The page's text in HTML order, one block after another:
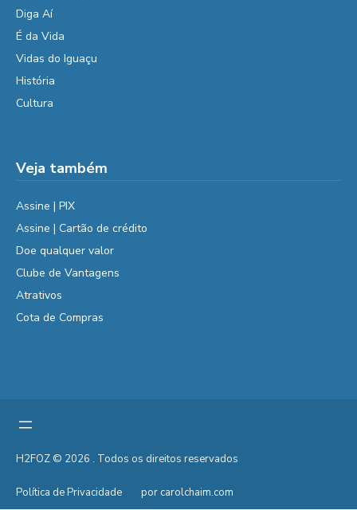
Diga Aí
É da Vida
Vidas do Iguaçu
História
Cultura
Veja também
Assine | PIX
Assine | Cartão de crédito
Doe qualquer valor
Clube de Vantagens
Atrativos
Cota de Compras
H2FOZ © 2026 . Todos os direitos reservados
Política de Privacidade por carolchaim.com